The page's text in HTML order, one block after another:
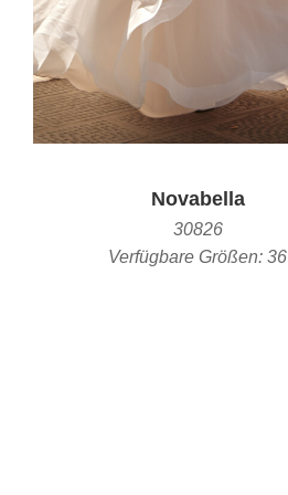
Novabella
30826
Verfügbare Größen:36